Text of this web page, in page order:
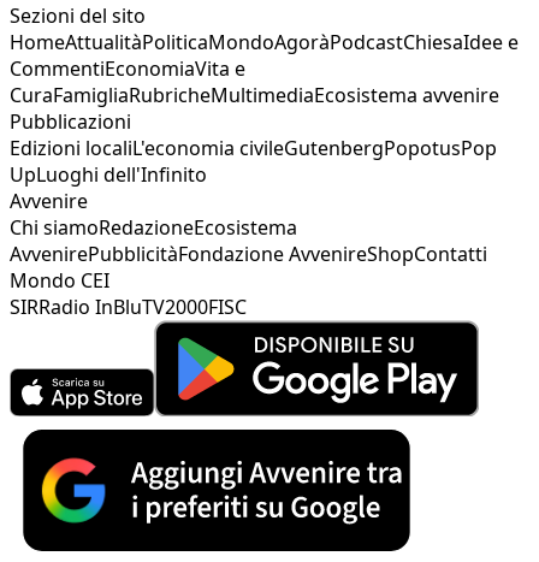
Sezioni del sito
HomeAttualitàPoliticaMondoAgoràPodcastChiesaIdee e
CommentiEconomiaVita e
CuraFamigliaRubricheMultimediaEcosistema avvenire
Pubblicazioni
Edizioni localiL'economia civileGutenbergPopotusPop
UpLuoghi dell'Infinito
Avvenire
Chi siamoRedazioneEcosistema
AvvenirePubblicitàFondazione AvvenireShopContatti
Mondo CEI
SIRRadio InBluTV2000FISC